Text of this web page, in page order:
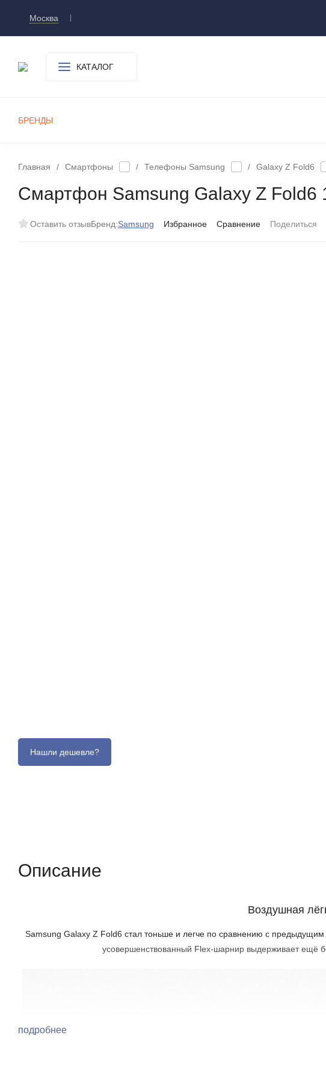
Москва
КАТАЛОГ
БРЕНДЫ
Главная / Смартфоны / Телефоны Samsung / Galaxy Z Fold6
Смартфон Samsung Galaxy Z Fold6
Оставить отзывБренд:Samsung Избранное Сравнение Поделиться
Описание
Воздушная
Samsung Galaxy Z Fold6 стал тоньше и легче по сравнению с
усовершенствованный Flex-шарнир выдерживает ещё
подробнее